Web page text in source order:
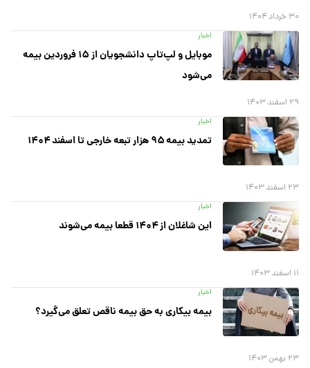
۳۰ خرداد ۱۴۰۴
اخبار
موبایل و لپ‌تاپ دانشجویان از ۱۵ فروردین بیمه
می‌شود
۲۹ اسفند ۱۴۰۳
اخبار
تمدید بیمه ۹۵ هزار تبعه خارجی تا اسفند ۱۴۰۴
۲۳ اسفند ۱۴۰۳
اخبار
این شاغلان از ۱۴۰۴ قطعا بیمه می‌شوند
۱۱ اسفند ۱۴۰۳
اخبار
بیمه بیکاری به حق بیمه ناقص تعلق می‌گیرد؟
۲۳ بهمن ۱۴۰۳